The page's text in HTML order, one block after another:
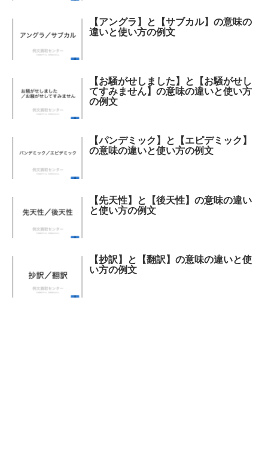
【アングラ】と【サブカル】の意味の
違いと使い方の例文
【お騒がせしました】と【お騒がせし
てすみません】の意味の違いと使い方
の例文
【パンデミック】と【エピデミック】
の意味の違いと使い方の例文
【先天性】と【後天性】の意味の違い
と使い方の例文
【抄訳】と【翻訳】の意味の違いと使
い方の例文